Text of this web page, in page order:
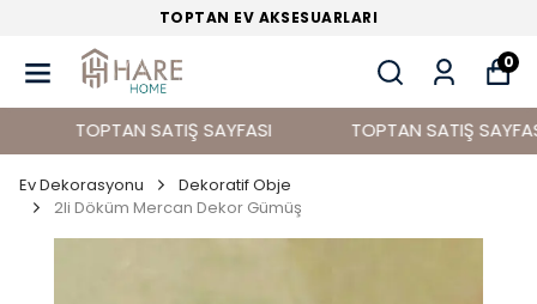
0
TOPTAN SATIŞ SAYFASI TOPTAN SATIŞ SAYFASI
Ev Dekorasyonu
Dekoratif Obje
2li Döküm Mercan Dekor Gümüş